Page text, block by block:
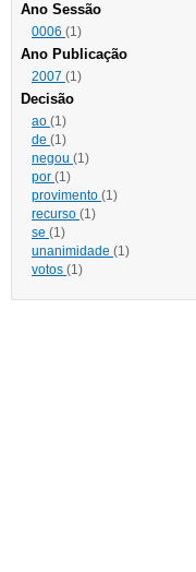
Ano Sessão
0006 (1)
Ano Publicação
2007 (1)
Decisão
ao (1)
de (1)
negou (1)
por (1)
provimento (1)
recurso (1)
se (1)
unanimidade (1)
votos (1)